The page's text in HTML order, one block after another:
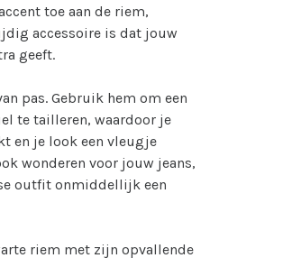
toe aan de riem,
accessoire is dat jouw
geeft.
pas. Gebruik hem om een
te tailleren, waardoor je
en je look een vleugje
wonderen voor jouw jeans,
outfit onmiddellijk een
riem met zijn opvallende